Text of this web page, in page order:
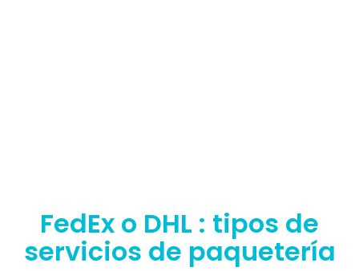
FedEx o DHL : tipos de
servicios de paquetería